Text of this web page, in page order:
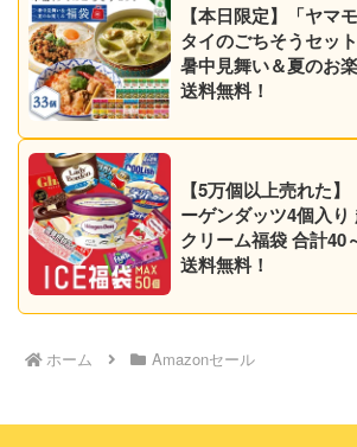
【本日限定】「ヤマ
タイのごちそうセッ
暑中見舞い＆夏のお
送料無料！
【5万個以上売れた
ーゲンダッツ4個入
クリーム福袋 合計40
送料無料！
ホーム Amazonセール